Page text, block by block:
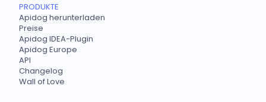
PRODUKTE
Apidog herunterladen
Preise
Apidog IDEA-Plugin
Apidog Europe
API
Changelog
Wall of Love